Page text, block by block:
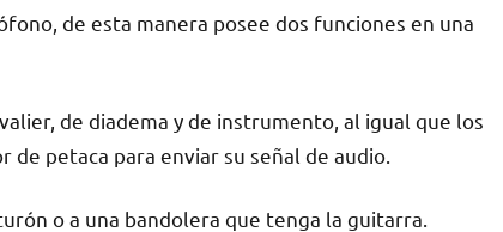
de esta manera posee dos funciones en una
de diadema y de instrumento, al igual que los
petaca para enviar su señal de audio.
o a una bandolera que tenga la guitarra.